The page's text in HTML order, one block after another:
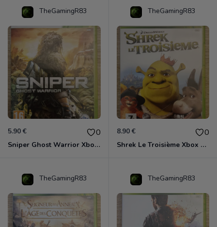
TheGamingR83
5.90 € 0
Sniper Ghost Warrior Xbox 360
TheGamingR83
8.90 € 0
Shrek Le Troisième Xbox 360
TheGamingR83 TheGamingR83